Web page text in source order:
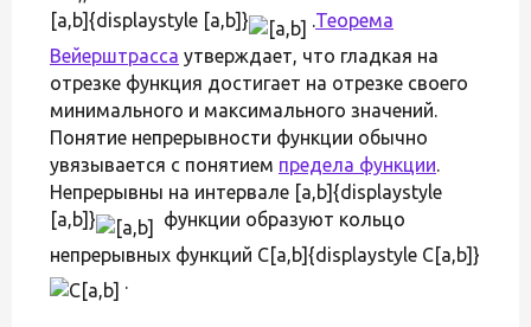
[a,b]{displaystyle [a,b]} .Теорема
Вейерштрасса утверждает, что гладкая на
отрезке функция достигает на отрезке своего
минимального и максимального значений.
Понятие непрерывности функции обычно
увязывается с понятием предела функции.
Непрерывны на интервале [a,b]{displaystyle
[a,b]}
функции образуют кольцо
непрерывных функций C[a,b]{displaystyle C[a,b]}
.